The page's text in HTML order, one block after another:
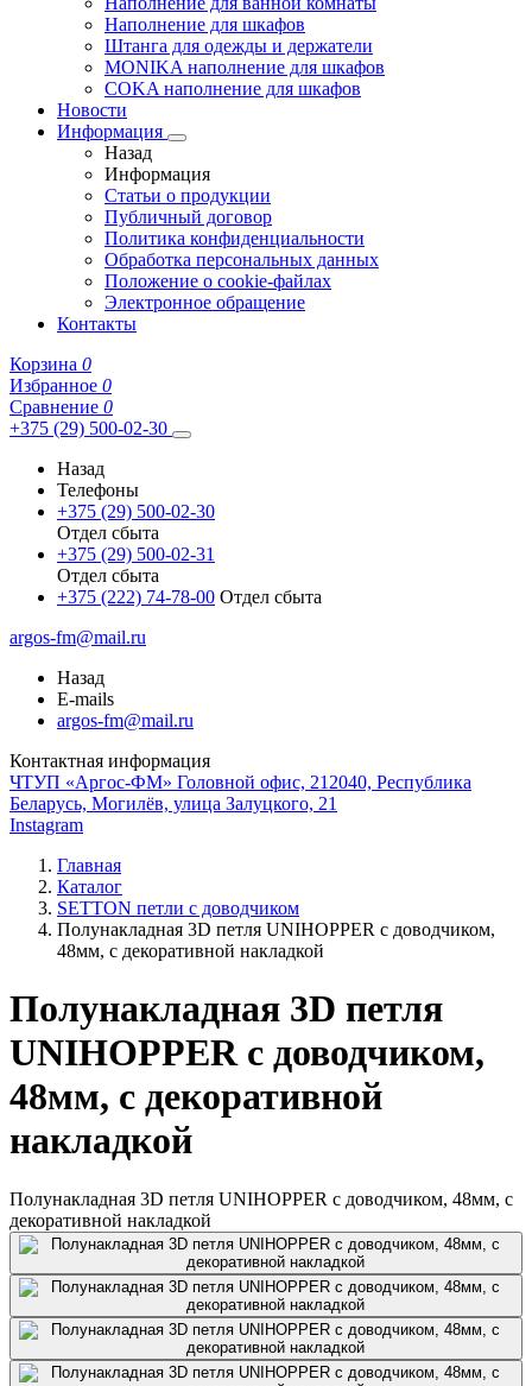
Наполнение для шкафов
Штанга для одежды и держатели
MONIKA наполнение для шкафов
COKA наполнение для шкафов
Новости
Информация
Назад
Информация
Статьи о продукции
Публичный договор
Политика конфиденциальности
Обработка персональных данных
Положение о cookie-файлах
Электронное обращение
Контакты
Корзина 0
Избранное 0
Сравнение 0
+375 (29) 500-02-30
Назад
Телефоны
+375 (29) 500-02-30
Отдел сбыта
+375 (29) 500-02-31
Отдел сбыта
+375 (222) 74-78-00 Отдел сбыта
argos-fm@mail.ru
Назад
E-mails
argos-fm@mail.ru
Контактная информация
ЧТУП «Аргос-ФМ» Головной офис, 212040, Республика
Беларусь, Могилёв, улица Залуцкого, 21
Instagram
Главная
Каталог
SETTON петли с доводчиком
Полунакладная 3D петля UNIHOPPER с доводчиком,
48мм, с декоративной накладкой
Полунакладная 3D петля
UNIHOPPER с доводчиком,
48мм, с декоративной
накладкой
Полунакладная 3D петля UNIHOPPER с доводчиком, 48мм, с
декоративной накладкой